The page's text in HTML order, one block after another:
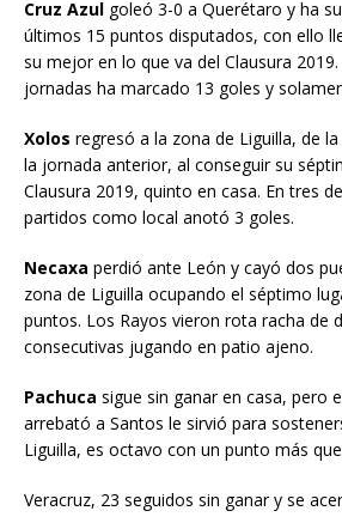
Cruz Azul goleó 3-0 a Querétaro y ha
últimos 15 puntos disputados, con ello
su mejor en lo que va del Clausura
jornadas ha marcado 13 goles y
Xolos regresó a la zona de Liguilla, de
la jornada anterior, al conseguir su
Clausura 2019, quinto en casa. En tres
partidos como local anotó 3 goles.
Necaxa perdió ante León y cayó dos
zona de Liguilla ocupando el séptimo
puntos. Los Rayos vieron rota racha de
consecutivas jugando en patio ajeno.
Pachuca sigue sin ganar en casa, pero
arrebató a Santos le sirvió para
Liguilla, es octavo con un punto más
Veracruz, 23 seguidos sin ganar y se